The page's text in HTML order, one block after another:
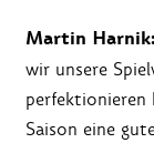
Martin Harnik:
wir unsere
perfektionieren
Saison eine